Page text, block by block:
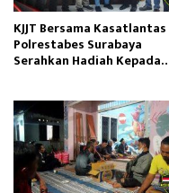
KJJT Bersama Kasatlantas
Polrestabes Surabaya
Serahkan Hadiah Kepada